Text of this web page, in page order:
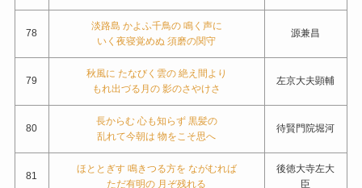
78
淡路島 かよふ千鳥の 鳴く声に
いく夜寝覚めぬ 須磨の関守
源兼昌
79
秋風に たなびく雲の 絶え間より
もれ出づる月の 影のさやけさ
左京大夫顕輔
80
長からむ 心も知らず 黒髪の
乱れて今朝は 物をこそ思へ
待賢門院堀河
81
ほととぎす 鳴きつる方を ながむれば
ただ有明の 月ぞ残れる
後徳大寺左大
臣